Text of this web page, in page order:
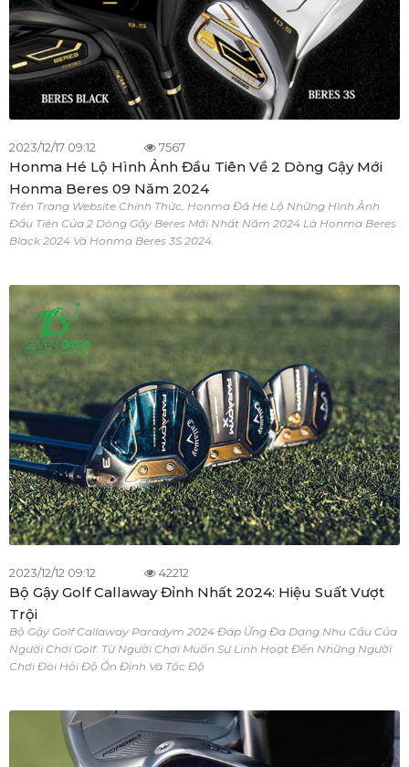
2023/12/17 09:12 7567
Honma Hé Lộ Hình Ảnh Đầu Tiên Về 2 Dòng Gậy Mới
Honma Beres 09 Năm 2024
Trên Trang Website Chính Thức, Honma Đã Hé Lộ Những Hình Ảnh
Đầu Tiên Của 2 Dòng Gậy Beres Mới Nhất Năm 2024 Là Honma Beres
Black 2024 Và Honma Beres 3S 2024.
2023/12/12 09:12 42212
Bộ Gậy Golf Callaway Đỉnh Nhất 2024: Hiệu Suất Vượt
Trội
Bộ Gậy Golf Callaway Paradym 2024 Đáp Ứng Đa Dạng Nhu Cầu Của
Người Chơi Golf. Từ Người Chơi Muốn Sự Linh Hoạt Đến Những Người
Chơi Đòi Hỏi Độ Ổn Định Và Tốc Độ